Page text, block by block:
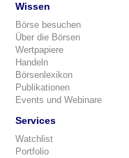
Wissen
Börse besuchen
Über die Börsen
Wertpapiere
Handeln
Börsenlexikon
Publikationen
Events und Webinare
Services
Watchlist
Portfolio